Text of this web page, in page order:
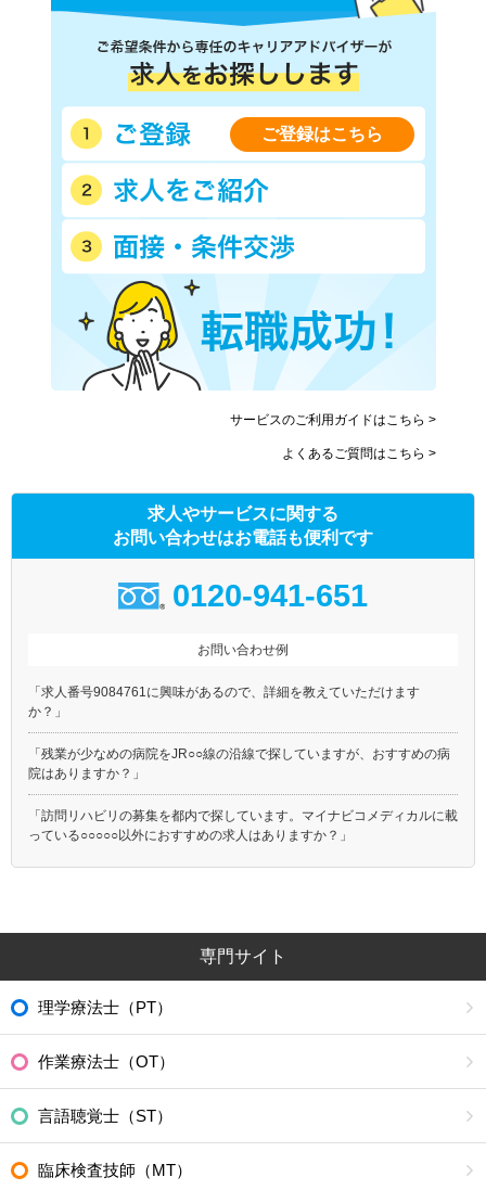
ご登録はこちら
サービスのご利用ガイドはこちら >
よくあるご質問はこちら >
求人やサービスに関する
お問い合わせはお電話も便利です
0120-941-651
お問い合わせ例
「求人番号9084761に興味があるので、詳細を教えていただけます
か？」
「残業が少なめの病院をJR○○線の沿線で探していますが、おすすめの病
院はありますか？」
「訪問リハビリの募集を都内で探しています。マイナビコメディカルに載
っている○○○○○以外におすすめの求人はありますか？」
専門サイト
理学療法士（PT）
作業療法士（OT）
言語聴覚士（ST）
臨床検査技師（MT）